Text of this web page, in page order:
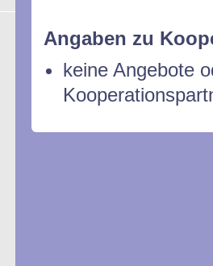
Angaben zu
keine Angebote